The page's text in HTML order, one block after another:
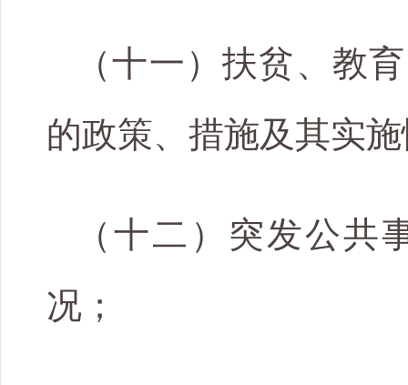
（十一）扶贫、教
的政策、措施及其实
（十二）突发公
况；